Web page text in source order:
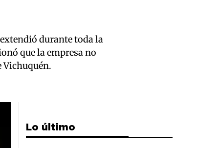
durante toda la
que la empresa no
Vichuquén.
Lo último